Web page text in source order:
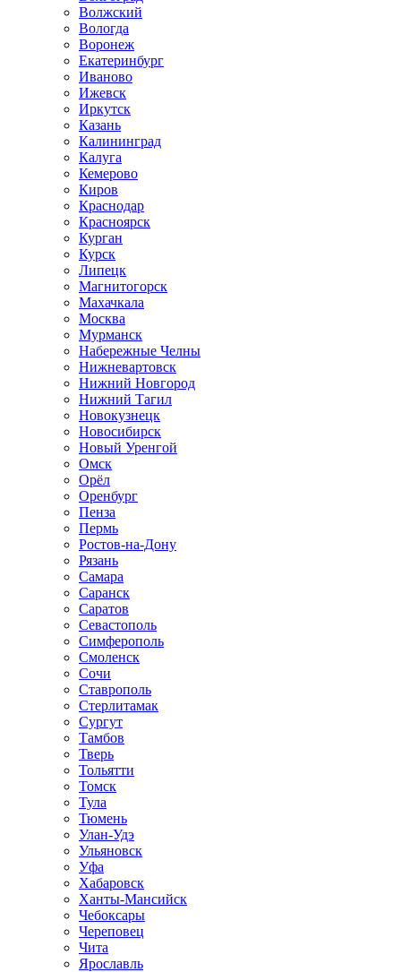
Волжский
Вологда
Воронеж
Екатеринбург
Иваново
Ижевск
Иркутск
Казань
Калининград
Калуга
Кемерово
Киров
Краснодар
Красноярск
Курган
Курск
Липецк
Магнитогорск
Махачкала
Москва
Мурманск
Набережные Челны
Нижневартовск
Нижний Новгород
Нижний Тагил
Новокузнецк
Новосибирск
Новый Уренгой
Омск
Орёл
Оренбург
Пенза
Пермь
Ростов-на-Дону
Рязань
Самара
Саранск
Саратов
Севастополь
Симферополь
Смоленск
Сочи
Ставрополь
Стерлитамак
Сургут
Тамбов
Тверь
Тольятти
Томск
Тула
Тюмень
Улан-Удэ
Ульяновск
Уфа
Хабаровск
Ханты-Мансийск
Чебоксары
Череповец
Чита
Ярославль